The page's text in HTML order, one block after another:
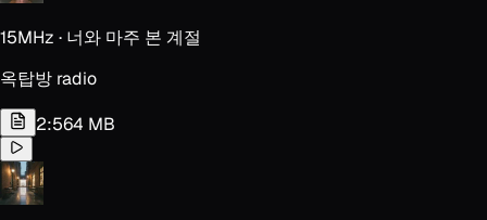
15MHz · 너와 마주 본 계절
옥탑방 radio
2:564 MB